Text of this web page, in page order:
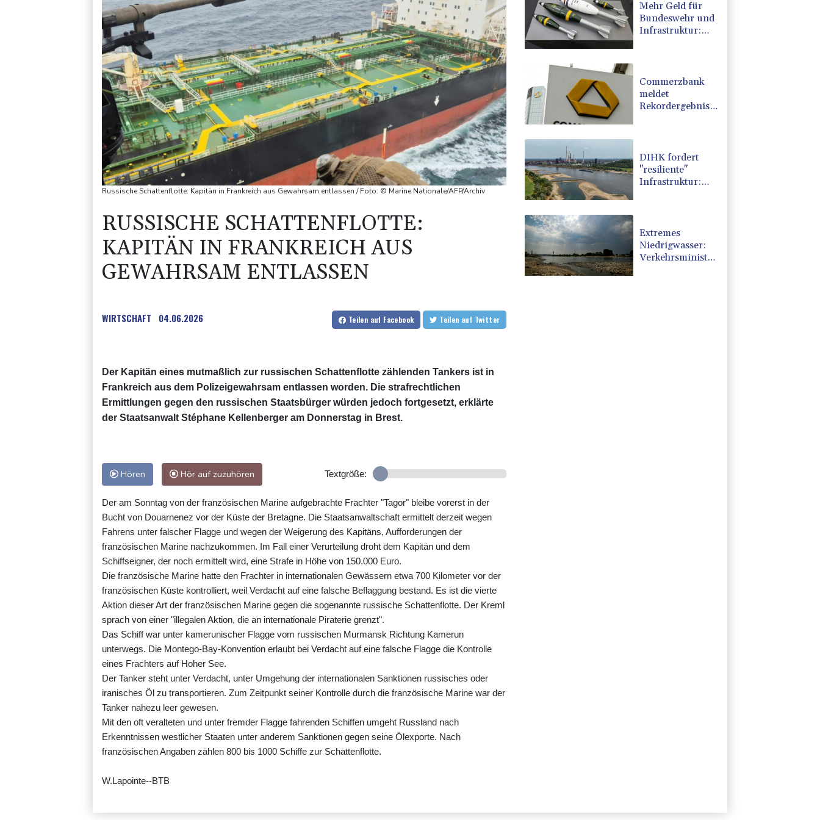
Russische Schattenflotte: Kapitän in Frankreich aus Gewahrsam entlassen / Foto: © Marine Nationale/AFP/Archiv
RUSSISCHE SCHATTENFLOTTE:
KAPITÄN IN FRANKREICH AUS
GEWAHRSAM ENTLASSEN
WIRTSCHAFT 04.06.2026 Teilen auf Facebook Teilen auf Twitter
Der Kapitän eines mutmaßlich zur russischen Schattenflotte zählenden Tankers ist in
Frankreich aus dem Polizeigewahrsam entlassen worden. Die strafrechtlichen
Ermittlungen gegen den russischen Staatsbürger würden jedoch fortgesetzt, erklärte
der Staatsanwalt Stéphane Kellenberger am Donnerstag in Brest.
Hören Hör auf zuzuhören Textgröße:
Der am Sonntag von der französischen Marine aufgebrachte Frachter "Tagor" bleibe vorerst in der
Bucht von Douarnenez vor der Küste der Bretagne. Die Staatsanwaltschaft ermittelt derzeit wegen
Fahrens unter falscher Flagge und wegen der Weigerung des Kapitäns, Aufforderungen der
französischen Marine nachzukommen. Im Fall einer Verurteilung droht dem Kapitän und dem
Schiffseigner, der noch ermittelt wird, eine Strafe in Höhe von 150.000 Euro.
Die französische Marine hatte den Frachter in internationalen Gewässern etwa 700 Kilometer vor der
französischen Küste kontrolliert, weil Verdacht auf eine falsche Beflaggung bestand. Es ist die vierte
Aktion dieser Art der französischen Marine gegen die sogenannte russische Schattenflotte. Der Kreml
sprach von einer "illegalen Aktion, die an internationale Piraterie grenzt".
Das Schiff war unter kamerunischer Flagge vom russischen Murmansk Richtung Kamerun
unterwegs. Die Montego-Bay-Konvention erlaubt bei Verdacht auf eine falsche Flagge die Kontrolle
eines Frachters auf Hoher See.
Der Tanker steht unter Verdacht, unter Umgehung der internationalen Sanktionen russisches oder
iranisches Öl zu transportieren. Zum Zeitpunkt seiner Kontrolle durch die französische Marine war der
Tanker nahezu leer gewesen.
Mit den oft veralteten und unter fremder Flagge fahrenden Schiffen umgeht Russland nach
Erkenntnissen westlicher Staaten unter anderem Sanktionen gegen seine Ölexporte. Nach
französischen Angaben zählen 800 bis 1000 Schiffe zur Schattenflotte.
W.Lapointe--BTB
Mehr Geld für
Bundeswehr und
Infrastruktur:
Commerzbank
meldet
Rekordergebnis -
DIHK fordert
"resiliente"
Infrastruktur:
anpassen
Extremes
Niedrigwasser:
Verkehrsminister